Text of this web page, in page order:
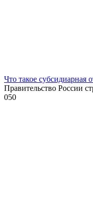
Что такое субсидиарная
Правительство России
050